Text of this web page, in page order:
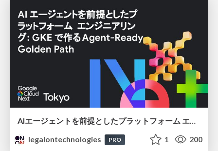
AIエージェントを前提としたプラットフォーム エンジニアリング：GKEで作るAgent-Ready Golden Path
legalontechnologies
PRO 1 200